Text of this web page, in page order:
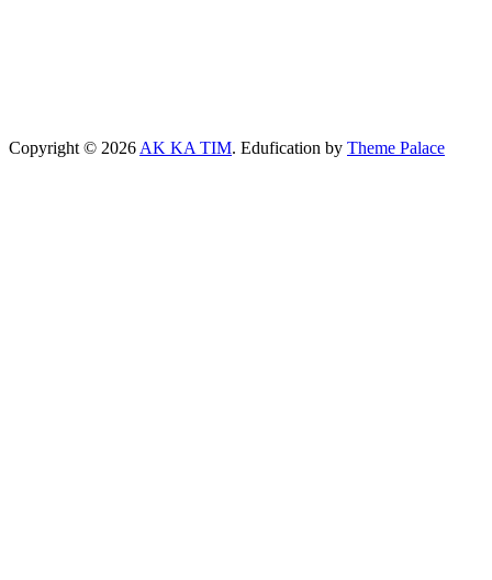
Copyright © 2026 AK KA TIM. Edufication by Theme Palace